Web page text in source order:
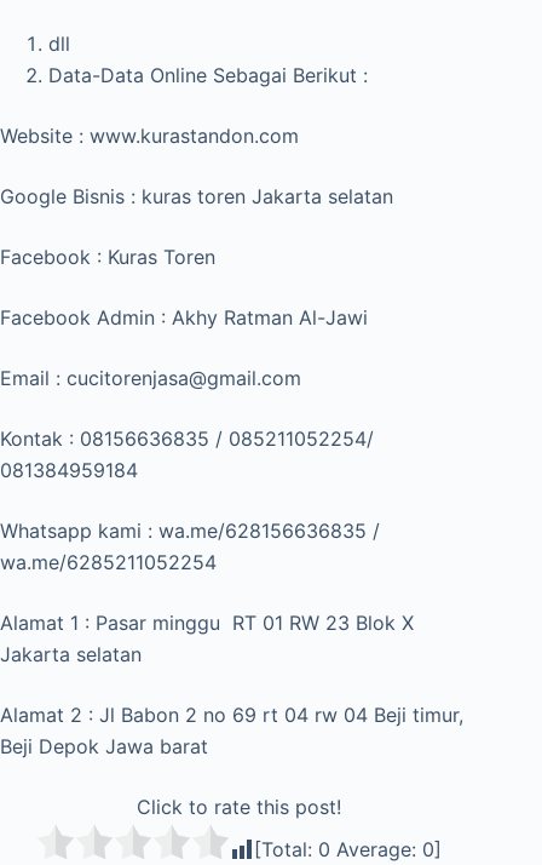
dll
Data-Data Online Sebagai Berikut :
Website : www.kurastandon.com
Google Bisnis : kuras toren Jakarta selatan
Facebook : Kuras Toren
Facebook Admin : Akhy Ratman Al-Jawi
Email : cucitorenjasa@gmail.com
Kontak : 08156636835 / 085211052254/
081384959184
Whatsapp kami : wa.me/628156636835 /
wa.me/6285211052254
Alamat 1 : Pasar minggu RT 01 RW 23 Blok X
Jakarta selatan
Alamat 2 : Jl Babon 2 no 69 rt 04 rw 04 Beji timur,
Beji Depok Jawa barat
Click to rate this post!
[Total: 0 Average: 0]